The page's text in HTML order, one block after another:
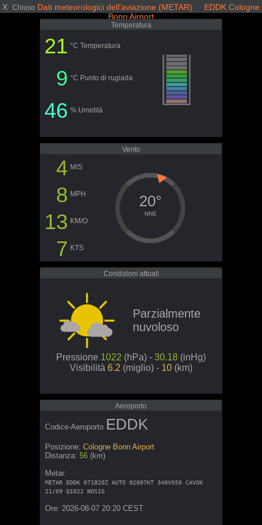
X Chiuso Dati meteorologici dell'aviazione (METAR) EDDK Cologne
Bonn Airport
Temperatura
21 °C Temperatura
9 °C Punto di rugiada
46 % Umidità
Vento
4 M/S
8 MPH
13 KM/O
7 KTS
20°
NNE
Condizioni attuali
Parzialmente
nuvoloso
Pressione 1022 (hPa) - 30.18 (inHg)
Visibilità 6.2 (miglio) - 10 (km)
Aeroporto
Codice-Aeroporto EDDK
Posizione: Cologne Bonn Airport
Distanza: 56 (km)
Metar:
METAR EDDK 071820Z AUTO 02007KT 340V050 CAVOK
21/09 Q1022 NOSIG
Ore: 2026-08-07 20:20 CEST